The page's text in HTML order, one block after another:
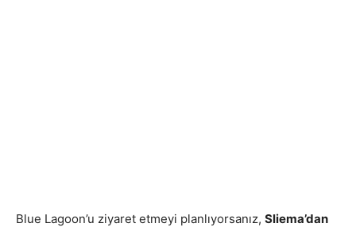
Blue Lagoon’u ziyaret etmeyi planlıyorsanız, Sliema’dan